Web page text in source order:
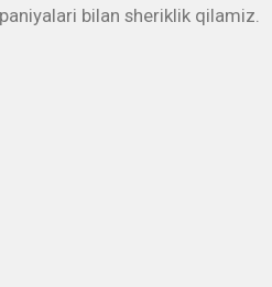
bilan sheriklik qilamiz.